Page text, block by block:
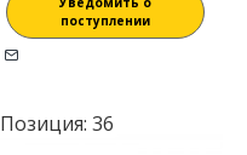
поступлении
Позиция: 36